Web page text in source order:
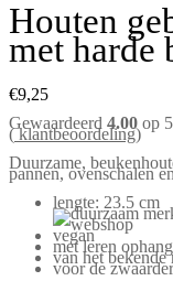
Houten
met harde
€9,25
Gewaardeerd 4.00 op
(klantbeoordeling)
Duurzame,
pannen, ovenschalen
lengte: 23.5 cm
vegan
met leren
van het bekende
voor de